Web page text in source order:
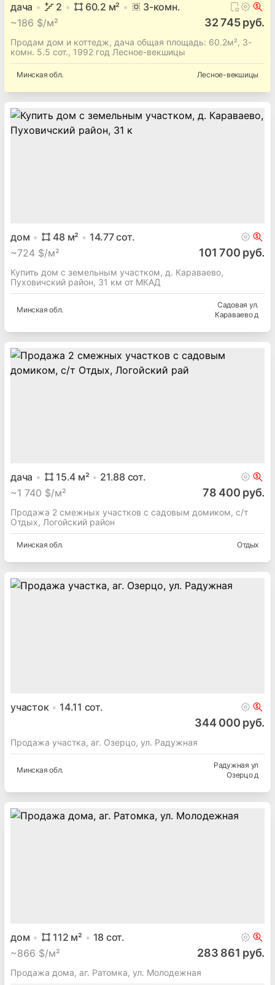
дача 2 60.2 м² 3-комн.
~186 $/м² 32 745 руб.
Продам дом и коттедж, дача общая площадь: 60.2м², 3-
комн. 5.5 сот., 1992 год Лесное-векшицы
Минская обл. Лесное-векшицы
дом 48 м² 14.77сот.
~724 $/м² 101 700 руб.
Купить дом с земельным участком, д. Караваево,
Пуховичский район, 31 км от МКАД
Минская обл.
Садовая ул.
Караваево д
дача 15.4 м² 21.88 сот.
~1 740 $/м² 78 400 руб.
Продажа 2 смежных участков с садовым домиком, с/т
Отдых, Логойский район
Минская обл. Отдых
участок 14.11 сот.
344 000 руб.
Продажа участка, аг. Озерцо, ул. Радужная
Минская обл.
Радужная ул
Озерцо д
дом 112 м² 18 сот.
~866 $/м² 283 861 руб.
Продажа дома, аг. Ратомка, ул. Молодежная